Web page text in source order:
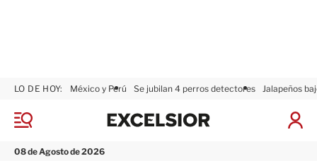
M
n
08 de Agosto de 2026
LO DE HOY: México y Perú Se jubilan 4 perros detectores Jalapeños
I
x